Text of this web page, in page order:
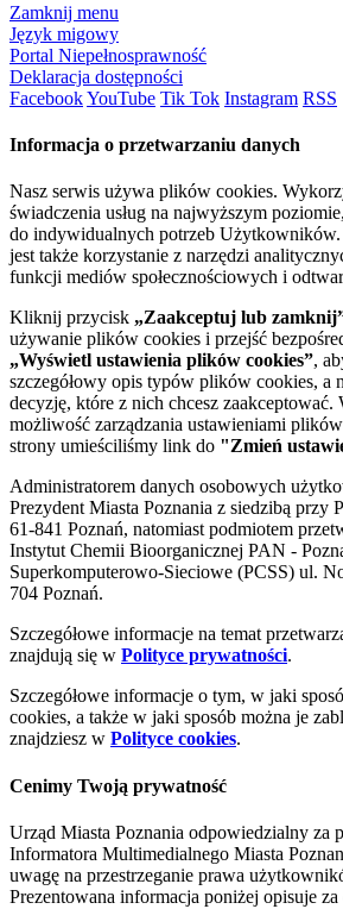
Zamknij menu
Język migowy
Portal Niepełnosprawność
Deklaracja dostępności
FacebookYouTube Tik Tok Instagram RSS
Informacja o przetwarzaniu danych
Nasz serwis używa plików cookies.
świadczenia usług na najwyższym
do indywidualnych potrzeb
jest także korzystanie z narzędzi
funkcji mediów społecznościowych i
Kliknij przycisk „Zaakceptuj lub
używanie plików cookies i przejść
„Wyświetl ustawienia plików cookies”,
szczegółowy opis typów plików cookies, a
decyzję, które z nich chcesz
możliwość zarządzania ustawieniami
strony umieściliśmy link do "Zmień
Administratorem danych osobowych
Prezydent Miasta Poznania z siedzibą przy
61-841 Poznań, natomiast podmiotem
Instytut Chemii Bioorganicznej PAN -
Superkomputerowo-Sieciowe (PCSS) ul.
704 Poznań.
Szczegółowe informacje na temat
znajdują się w Polityce prywatności.
Szczegółowe informacje o tym, w jaki
cookies, a także w jaki sposób można je
znajdziesz w Polityce cookies.
Cenimy Twoją prywatność
Urząd Miasta Poznania odpowiedzialny za
Informatora Multimedialnego Miasta
uwagę na przestrzeganie prawa
Prezentowana informacja poniżej opisuje